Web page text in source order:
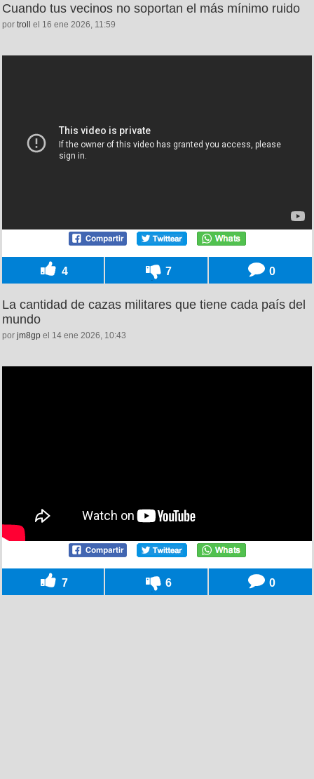
Cuando tus vecinos no soportan el más mínimo ruido
por troll el 16 ene 2026, 11:59
4 7 0
La cantidad de cazas militares que tiene cada país del
mundo
por jm8gp el 14 ene 2026, 10:43
7 6 0